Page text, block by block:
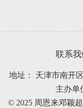
联系我
地址： 天津市南开
主办单
© 2025 周恩来邓颖